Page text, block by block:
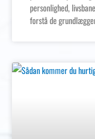
personlighed,
forstå de